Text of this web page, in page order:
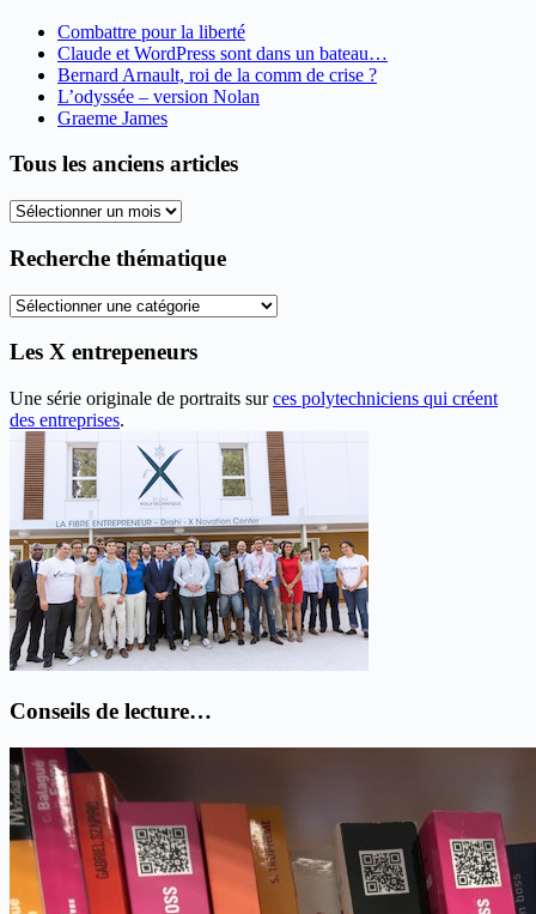
Combattre pour la liberté
Claude et WordPress sont dans un bateau…
Bernard Arnault, roi de la comm de crise ?
L’odyssée – version Nolan
Graeme James
Tous les anciens articles
Tous
anciens
Recherche thématique
Recherche
Les X entrepeneurs
Une série originale de portraits surces polytechniciens qui créent
des entreprises.
Conseils de lecture…